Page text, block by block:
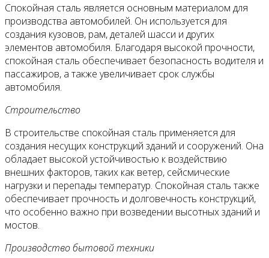
Спокойная сталь является основным материалом для
производства автомобилей. Он используется для
создания кузовов, рам, деталей шасси и других
элементов автомобиля. Благодаря высокой прочности,
спокойная сталь обеспечивает безопасность водителя и
пассажиров, а также увеличивает срок службы
автомобиля.
Строительство
В строительстве спокойная сталь применяется для
создания несущих конструкций зданий и сооружений. Она
обладает высокой устойчивостью к воздействию
внешних факторов, таких как ветер, сейсмические
нагрузки и перепады температур. Спокойная сталь также
обеспечивает прочность и долговечность конструкций,
что особенно важно при возведении высотных зданий и
мостов.
Производство бытовой техники